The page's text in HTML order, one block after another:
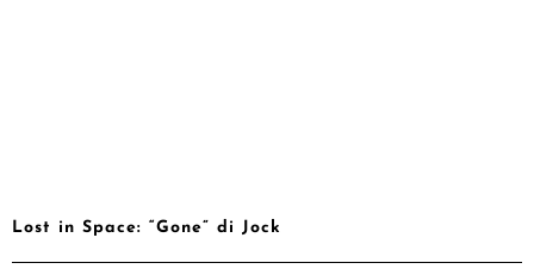
Lost in Space: “Gone” di Jock